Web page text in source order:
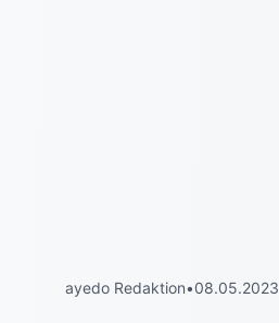
ayedo Redaktion•08.05.2023